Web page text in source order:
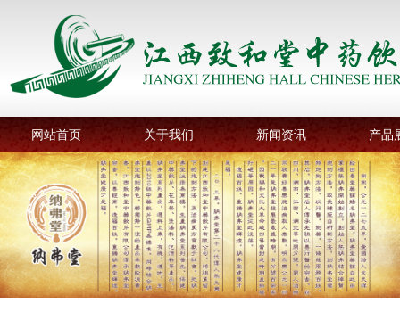
网站首页 关于我们 新闻资讯 产品